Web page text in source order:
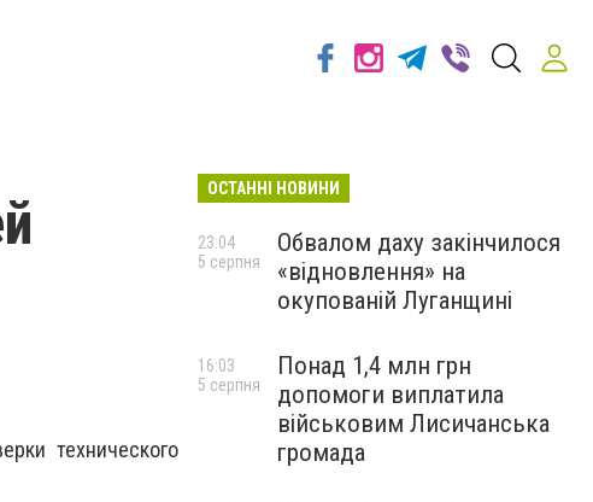
технического
ОСТАННІ НОВИНИ
Обвалом даху закінчилося
«відновлення» на
окупованій Луганщині
23:04
5 серпня
Понад 1,4 млн грн
допомоги виплатила
військовим Лисичанська
громада
16:03
5 серпня